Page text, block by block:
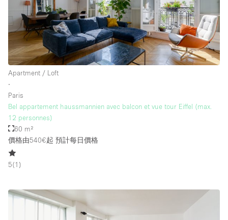
Apartment / Loft
∙
Paris
Bel appartement haussmannien avec balcon et vue tour Eiffel (max.
12 personnes)
60 m²
價格由540€起 預計每日價格
5(1 )